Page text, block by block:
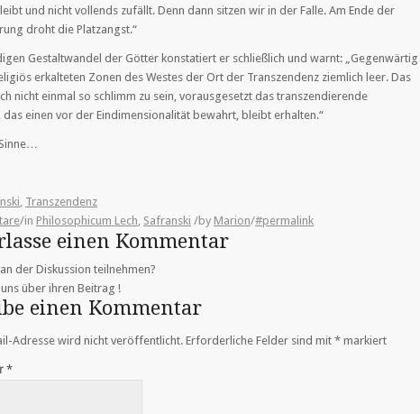
und nicht vollends zufällt. Denn dann sitzen wir in der Falle. Am Ende der
droht die Platzangst.“
Gestaltwandel der Götter konstatiert er schließlich und warnt: „Gegenwärtig
erkalteten Zonen des Westes der Ort der Transzendenz ziemlich leer. Das
nicht einmal so schlimm zu sein, vorausgesetzt das transzendierende
das einen vor der Eindimensionalität bewahrt, bleibt erhalten.“
, Transzendenz
/in Philosophicum Lech, Safranski /by Marion/#permalink
einen Kommentar
der Diskussion teilnehmen?
über ihren Beitrag !
einen Kommentar
Adresse wird nicht veröffentlicht. Erforderliche Felder sind mit * markiert
*